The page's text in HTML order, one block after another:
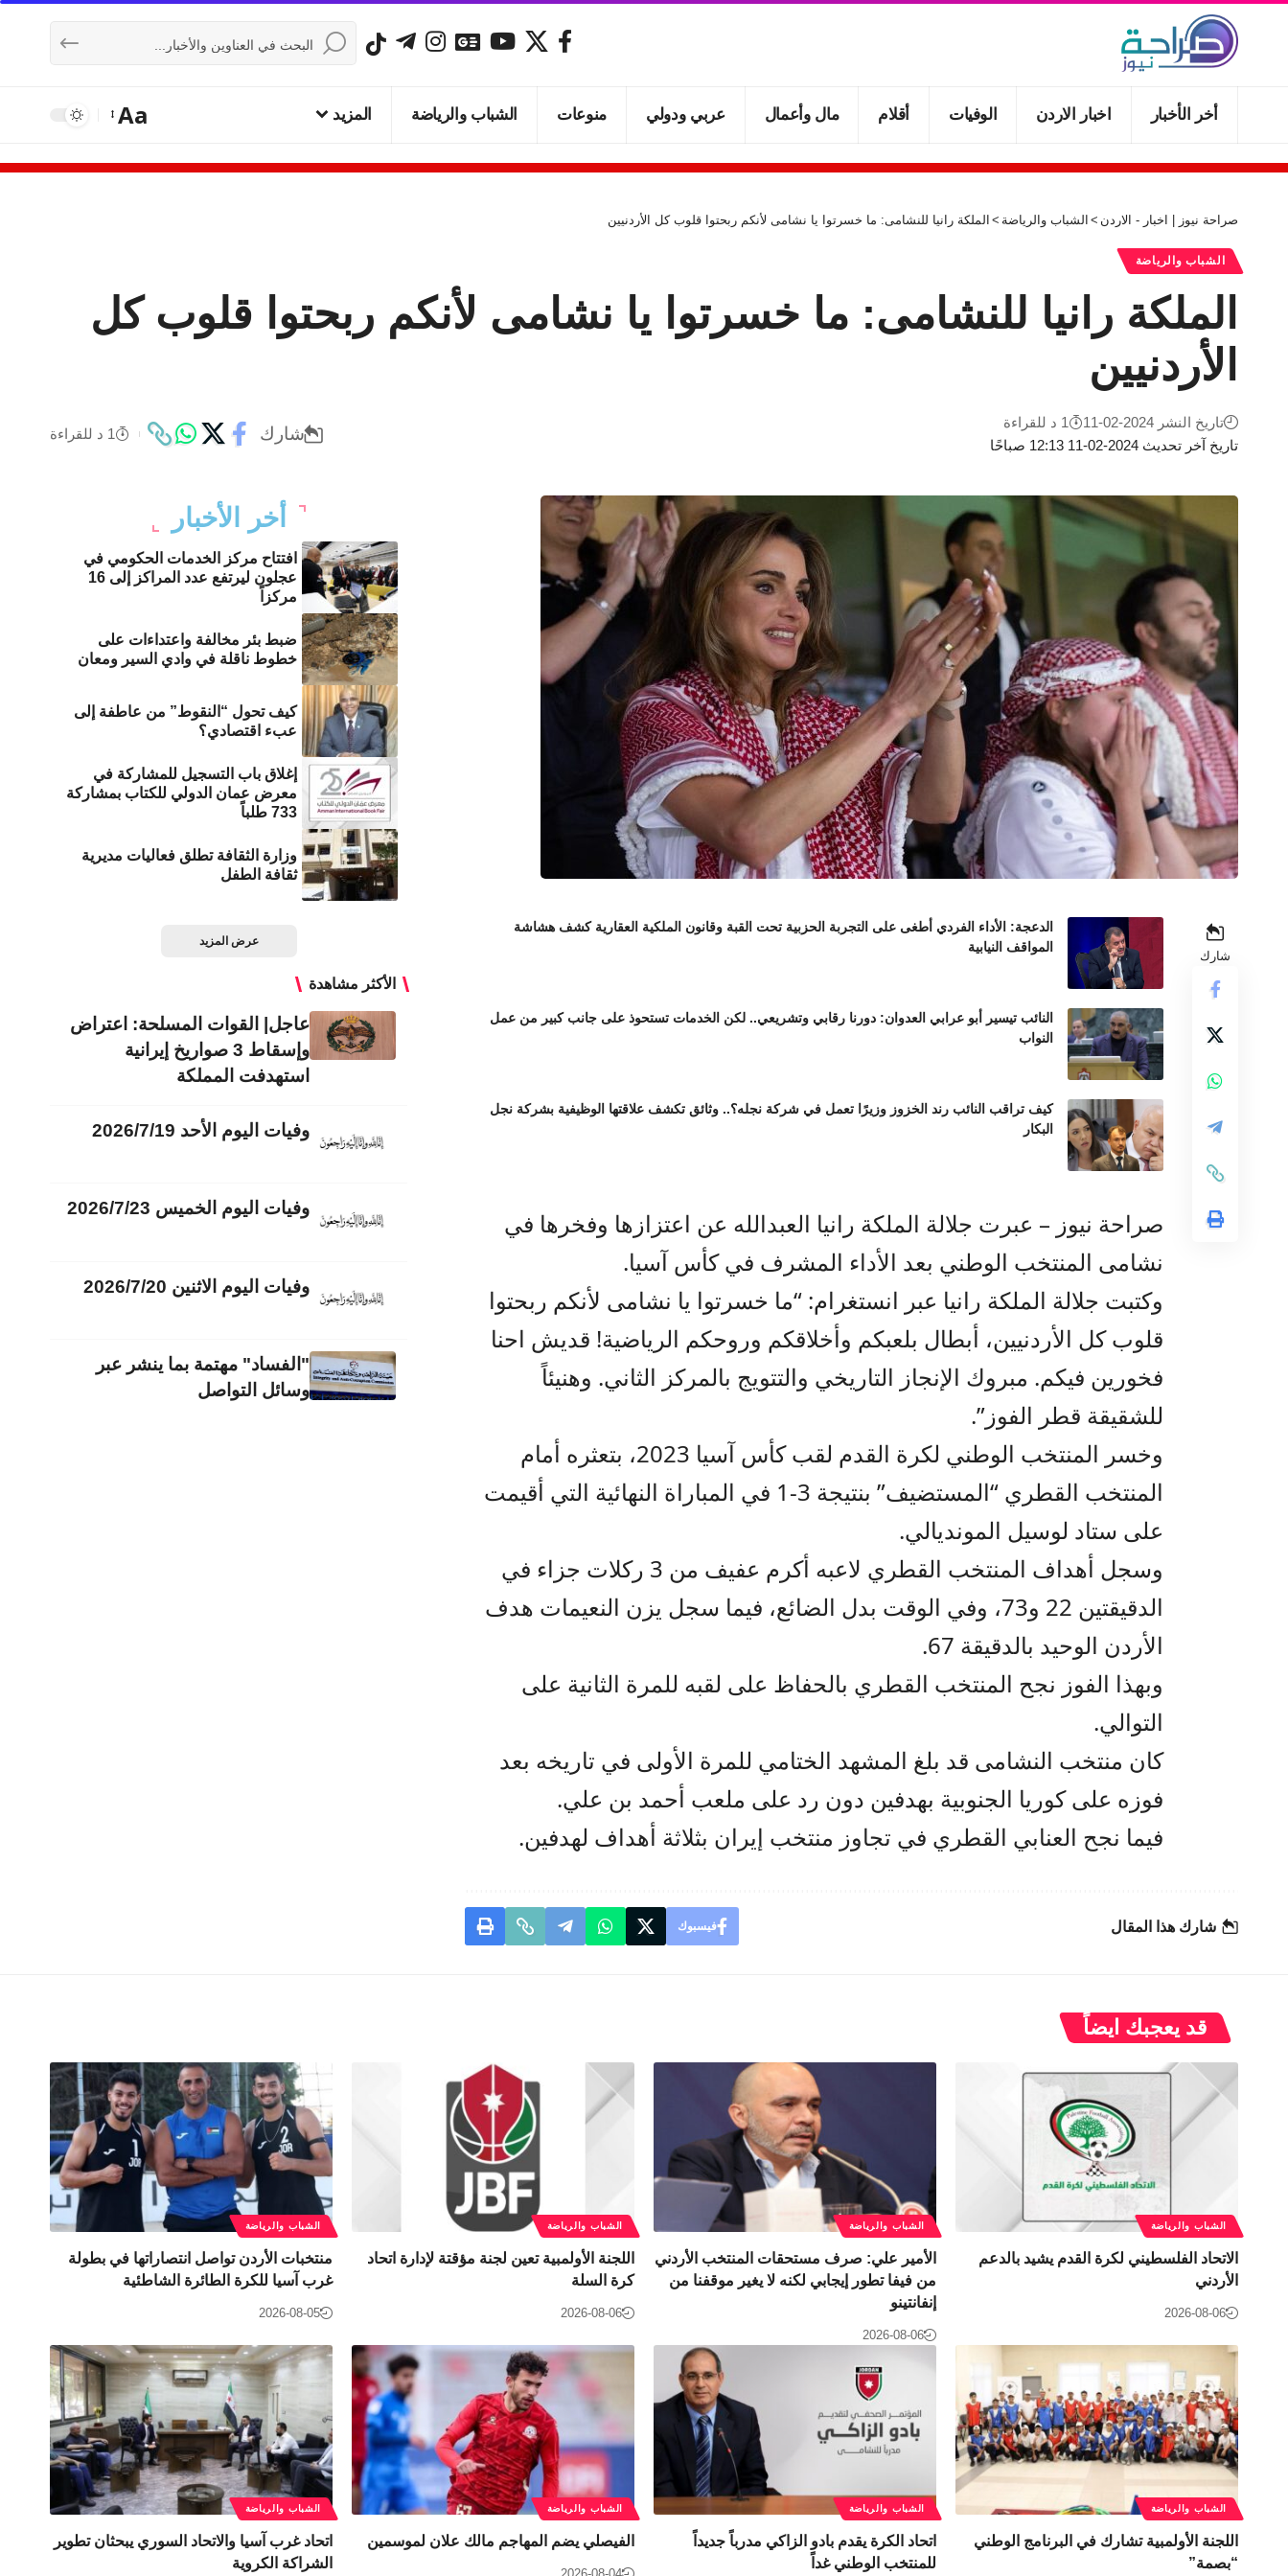
أخر الأخبار اخبار الاردن الوفيات أقلام مال وأعمال عربي ودولي منوعات الشباب والرياضة المزيد Aa
صراحة نيوز | اخبار - الاردن > الشباب والرياضة > الملكة رانيا للنشامى: ما خسرتوا يا نشامى لأنكم ربحتوا قلوب كل الأردنيين
الشباب والرياضة
الملكة رانيا للنشامى: ما خسرتوا يا نشامى لأنكم ربحتوا قلوب كل
الأردنيين
تاريخ آخر تحديث 2024-02-11 12:13 صباحًا
تاريخ النشر 2024-02-11 1 د للقراءة
شارك 1 د للقراءة
شارك
الدعجة: الأداء الفردي أطغى على التجربة الحزبية تحت القبة وقانون الملكية العقارية كشف هشاشة
المواقف النيابية
النائب تيسير أبو عرابي العدوان: دورنا رقابي وتشريعي.. لكن الخدمات تستحوذ على جانب كبير من عمل
النواب
كيف تراقب النائب رند الخزوز وزيرًا تعمل في شركة نجله؟.. وثائق تكشف علاقتها الوظيفية بشركة نجل
البكار
صراحة نيوز – عبرت جلالة الملكة رانيا العبدالله عن اعتزازها وفخرها في
نشامى المنتخب الوطني بعد الأداء المشرف في كأس آسيا.
وكتبت جلالة الملكة رانيا عبر انستغرام: “ما خسرتوا يا نشامى لأنكم ربحتوا
قلوب كل الأردنيين، أبطال بلعبكم وأخلاقكم وروحكم الرياضية! قديش احنا
فخورين فيكم. مبروك الإنجاز التاريخي والتتويج بالمركز الثاني. وهنيئاً
للشقيقة قطر الفوز”.
وخسر المنتخب الوطني لكرة القدم لقب كأس آسيا 2023، بتعثره أمام
المنتخب القطري “المستضيف” بنتيجة 3-1 في المباراة النهائية التي أقيمت
على ستاد لوسيل المونديالي.
وسجل أهداف المنتخب القطري لاعبه أكرم عفيف من 3 ركلات جزاء في
الدقيقتين 22 و73، وفي الوقت بدل الضائع، فيما سجل يزن النعيمات هدف
الأردن الوحيد بالدقيقة 67.
وبهذا الفوز نجح المنتخب القطري بالحفاظ على لقبه للمرة الثانية على
التوالي.
كان منتخب النشامى قد بلغ المشهد الختامي للمرة الأولى في تاريخه بعد
فوزه على كوريا الجنوبية بهدفين دون رد على ملعب أحمد بن علي.
فيما نجح العنابي القطري في تجاوز منتخب إيران بثلاثة أهداف لهدفين.
شارك هذا المقال فيسبوك
أخر الأخبار
افتتاح مركز الخدمات الحكومي في
عجلون ليرتفع عدد المراكز إلى 16
مركزاً
ضبط بئر مخالفة واعتداءات على
خطوط ناقلة في وادي السير ومعان
كيف تحول “النقوط” من عاطفة إلى
عبء اقتصادي؟
إغلاق باب التسجيل للمشاركة في
معرض عمان الدولي للكتاب بمشاركة
733 طلباً
وزارة الثقافة تطلق فعاليات مديرية
ثقافة الطفل
عرض المزيد
الأكثر مشاهدة
عاجل| القوات المسلحة: اعتراض
وإسقاط 3 صواريخ إيرانية
استهدفت المملكة
وفيات اليوم الأحد 2026/7/19
وفيات اليوم الخميس 2026/7/23
وفيات اليوم الاثنين 2026/7/20
"الفساد" مهتمة بما ينشر عبر
وسائل التواصل
قد يعجبك ايضاً
الشباب والرياضة
الاتحاد الفلسطيني لكرة القدم يشيد بالدعم
الأردني
2026-08-06
الشباب والرياضة
الأمير علي: صرف مستحقات المنتخب الأردني
من فيفا تطور إيجابي لكنه لا يغير موقفنا من
إنفانتينو
2026-08-06
الشباب والرياضة
اللجنة الأولمبية تعين لجنة مؤقتة لإدارة اتحاد
كرة السلة
2026-08-06
الشباب والرياضة
منتخبات الأردن تواصل انتصاراتها في بطولة
غرب آسيا للكرة الطائرة الشاطئية
2026-08-05
الشباب والرياضة
اللجنة الأولمبية تشارك في البرنامج الوطني
“بصمة”
الشباب والرياضة
اتحاد الكرة يقدم بادو الزاكي مدرباً جديداً
للمنتخب الوطني غداً
الشباب والرياضة
الفيصلي يضم المهاجم مالك علان لموسمين
الشباب والرياضة
اتحاد غرب آسيا والاتحاد السوري يبحثان تطوير
الشراكة الكروية